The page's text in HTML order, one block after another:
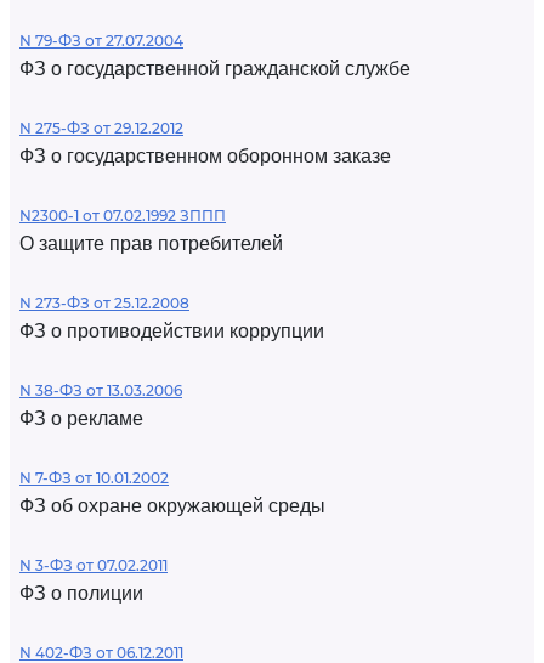
N 79-ФЗ от 27.07.2004
ФЗ о государственной гражданской службе
N 275-ФЗ от 29.12.2012
ФЗ о государственном оборонном заказе
N2300-1 от 07.02.1992 ЗППП
О защите прав потребителей
N 273-ФЗ от 25.12.2008
ФЗ о противодействии коррупции
N 38-ФЗ от 13.03.2006
ФЗ о рекламе
N 7-ФЗ от 10.01.2002
ФЗ об охране окружающей среды
N 3-ФЗ от 07.02.2011
ФЗ о полиции
N 402-ФЗ от 06.12.2011